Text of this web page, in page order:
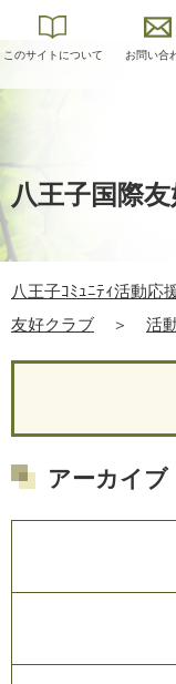
このサイトについて お問い合
八王子国際
八王子ｺﾐｭﾆﾃｨ活動
友好クラブ
＞ 活
アーカイブ